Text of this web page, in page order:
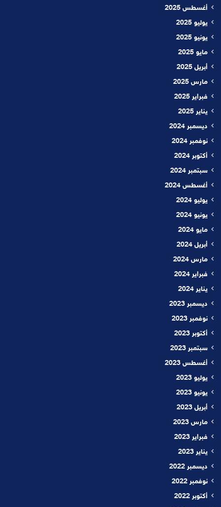
أغسطس 2025
يوليو 2025
يونيو 2025
مايو 2025
أبريل 2025
مارس 2025
فبراير 2025
يناير 2025
ديسمبر 2024
نوفمبر 2024
أكتوبر 2024
سبتمبر 2024
أغسطس 2024
يوليو 2024
يونيو 2024
مايو 2024
أبريل 2024
مارس 2024
فبراير 2024
يناير 2024
ديسمبر 2023
نوفمبر 2023
أكتوبر 2023
سبتمبر 2023
أغسطس 2023
يوليو 2023
يونيو 2023
أبريل 2023
مارس 2023
فبراير 2023
يناير 2023
ديسمبر 2022
نوفمبر 2022
أكتوبر 2022